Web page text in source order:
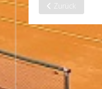
Vorheriger
Zurück